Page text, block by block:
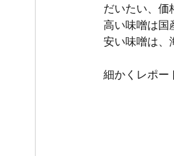
だいたい、価
高い味噌は国
安い味噌は、
細かくレポー